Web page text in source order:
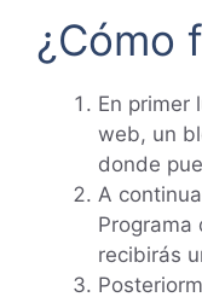
¿Cómo
En primer
web, un
donde
A
Programa
recibirás